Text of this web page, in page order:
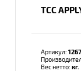
TCC
Артикул:
Вес нетто: кг.